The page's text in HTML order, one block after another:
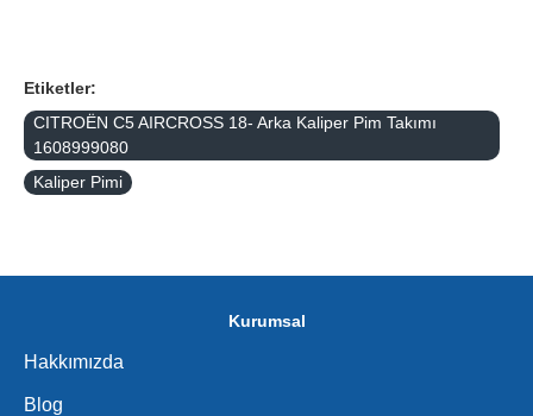
Etiketler:
CITROËN C5 AIRCROSS 18- Arka Kaliper Pim Takımı
1608999080
Kaliper Pimi
Kurumsal
Hakkımızda
Blog